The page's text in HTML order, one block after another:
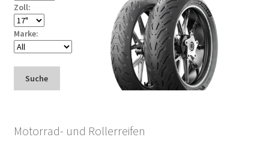
Zoll:
Marke:
Suche
Motorrad- und Rollerreifen